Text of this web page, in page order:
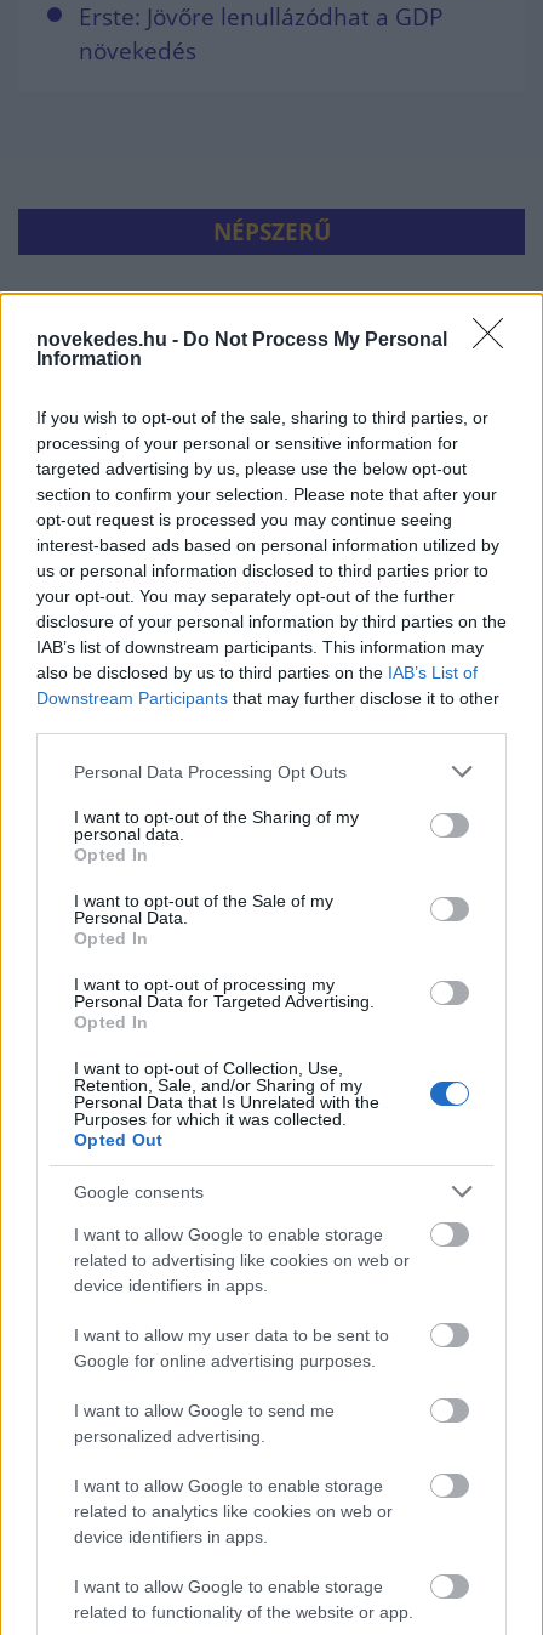
novekedes.hu - Do Not Process My Personal
Information
If you wish to opt-out of the sale, sharing to third parties, or
processing of your personal or sensitive information for
targeted advertising by us, please use the below opt-out
section to confirm your selection. Please note that after your
opt-out request is processed you may continue seeing
interest-based ads based on personal information utilized by
us or personal information disclosed to third parties prior to
your opt-out. You may separately opt-out of the further
disclosure of your personal information by third parties on the
IAB’s list of downstream participants. This information may
also be disclosed by us to third parties on the IAB’s List of
Downstream Participants that may further disclose it to other
Please note that this website/app uses one or more Google
not limited to your visit or usage behaviour. You may click to
grant or deny consent to Google and its third-party tags to
use your data for below specified purposes in below Google
consent section.
Personal Data Processing Opt Outs
I want to opt-out of the Sharing of my
personal data.
Opted In
I want to opt-out of the Sale of my
Personal Data.
Opted In
I want to opt-out of processing my
Personal Data for Targeted Advertising.
Opted In
I want to opt-out of Collection, Use,
Retention, Sale, and/or Sharing of my
Personal Data that Is Unrelated with the
Purposes for which it was collected.
Opted Out
Google consents
I want to allow Google to enable storage
related to advertising like cookies on web or
device identifiers in apps.
I want to allow my user data to be sent to
Google for online advertising purposes.
I want to allow Google to send me
personalized advertising.
I want to allow Google to enable storage
related to analytics like cookies on web or
device identifiers in apps.
I want to allow Google to enable storage
related to functionality of the website or app.
Erste: Jövőre lenullázódhat a GDP
növekedés
NÉPSZERŰ
Hitelfordulat 2026: elzárja a pénzcsapot az
állam
ELEMZÉSEK 2026. júl. 22.
Vagyonvisszaszerzés: amikor a pénz
gyorsabban fut, mint a jog
Kéthónapos a Tisza-kormány: íme a mérleg!
ELEMZÉSEK 2026. júl. 21.